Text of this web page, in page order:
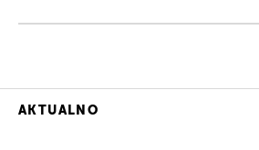
AKTUALNO